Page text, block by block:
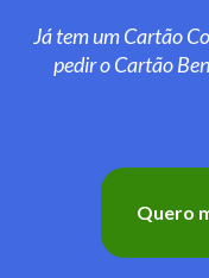
Já tem um Cartão
pedir o Cartão
Quero